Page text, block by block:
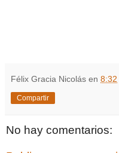
Félix Gracia Nicolás en 8:32
Compartir
No hay comentarios: